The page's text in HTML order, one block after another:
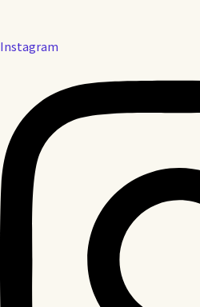
Instagram